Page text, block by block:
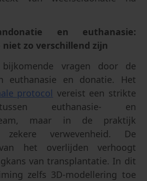
en euthanasie:
niet zo verschillend zijn
vragen door de
euthanasie en donatie. Het
protocol vereist een strikte
euthanasie- en
maar in de praktijk
verwevenheid. De
het overlijden verhoogt
van transplantatie. In dit
zelfs 3D-modellering toe